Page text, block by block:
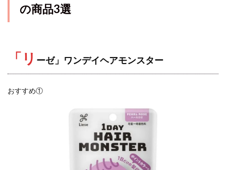
の商品3選
「リ ーゼ」ワンデイヘアモンスター
おすすめ①